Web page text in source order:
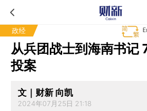
政经
从兵团战士到海南书记
投案
文｜财新 向凯
2024年07月25日 21:18